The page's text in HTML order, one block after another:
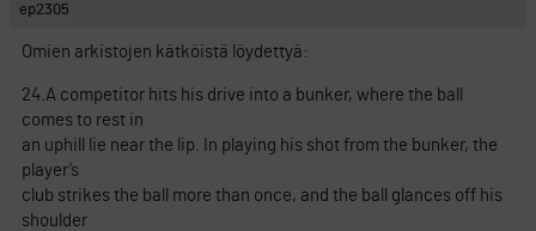
ep2305
Omien arkistojen kätköistä löydettyä:
24.A competitor hits his drive into a bunker, where the ball
comes to rest in
an uphill lie near the lip. In playing his shot from the bunker, the
player’s
club strikes the ball more than once, and the ball glances off his
shoulder